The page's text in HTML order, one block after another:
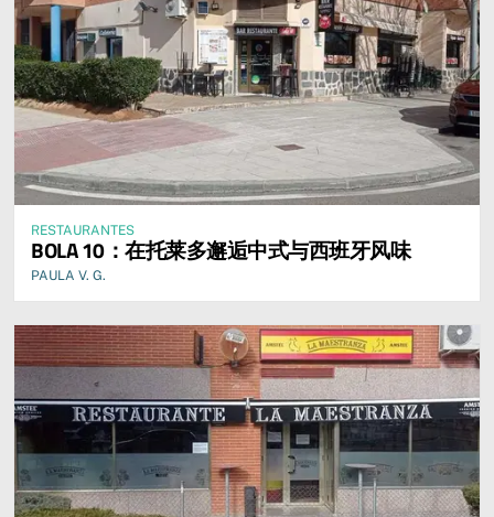
RESTAURANTES
BOLA 10：在托莱多邂逅中式与西班牙风味
PAULA V. G.